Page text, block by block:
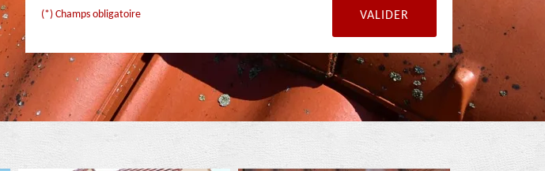
(*) Champs obligatoire